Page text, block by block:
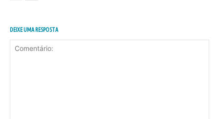
DEIXE UMA RESPOSTA